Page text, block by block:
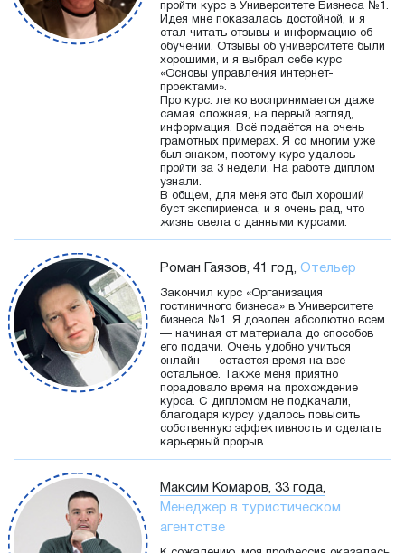
пройти курс в Университете Бизнеса №1.
Идея мне показалась достойной, и я
стал читать отзывы и информацию об
обучении. Отзывы об университете были
хорошими, и я выбрал себе курс
«Основы управления интернет-
проектами».
Про курс: легко воспринимается даже
самая сложная, на первый взгляд,
информация. Всё подаётся на очень
грамотных примерах. Я со многим уже
был знаком, поэтому курс удалось
пройти за 3 недели. На работе диплом
узнали.
В общем, для меня это был хороший
буст экспириенса, и я очень рад, что
жизнь свела с данными курсами.
Роман Гаязов, 41 год, Отельер
Закончил курс «Организация
гостиничного бизнеса» в Университете
бизнеса №1. Я доволен абсолютно всем
— начиная от материала до способов
его подачи. Очень удобно учиться
онлайн — остается время на все
остальное. Также меня приятно
порадовало время на прохождение
курса. С дипломом не подкачали,
благодаря курсу удалось повысить
собственную эффективность и сделать
карьерный прорыв.
Максим Комаров, 33 года,
Менеджер в туристическом
агентстве